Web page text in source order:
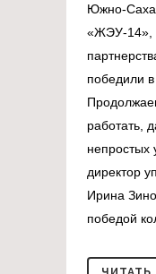
Южно-
«ЖЭУ-14»,
победили
работать,
непростых
директор
Ирина
победой